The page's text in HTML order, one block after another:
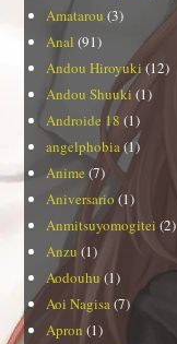
Amatarou (3)
Anal (91)
Andou Hiroyuki (12)
Andou Shuuki (1)
Androide 18 (1)
angelphobia (1)
Anime(7)
Aniversario (1)
Anmitsuyomogitei (2)
Anzu (1)
Aodouhu(1)
Aoi Nagisa (7)
Apron (1)